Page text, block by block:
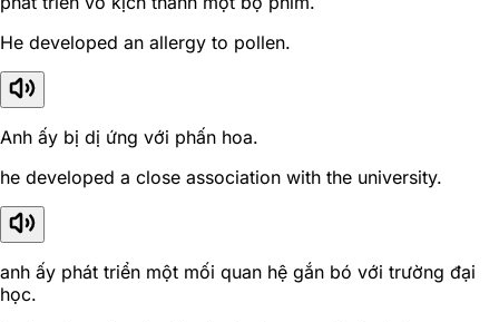
He developed an allergy to pollen.
Anh ấy bị dị ứng với phấn hoa.
he developed a close association with the university.
anh ấy phát triển một mối quan hệ gắn bó với trường đại
học.